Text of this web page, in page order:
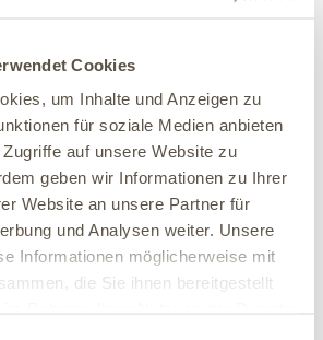
Cookies
um Inhalte und Anzeigen zu
für soziale Medien anbieten
auf unsere Website zu
geben wir Informationen zu Ihrer
Website an unsere Partner für
und Analysen weiter. Unsere
Informationen möglicherweise mit
die Sie ihnen bereitgestellt
21.04.2026
gut, wird unters Futter gemischt.
einer Empfehlung nach DGT-
durch
steht noch aus. Insgesamt
vom Hund vorhanden.